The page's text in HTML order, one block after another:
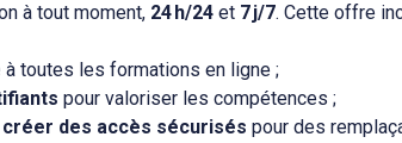
à tout moment, 24 h/24 et 7 j/7. Cette offre
à toutes les formations en ligne ;
pour valoriser les compétences ;
créer des accès sécurisés pour des